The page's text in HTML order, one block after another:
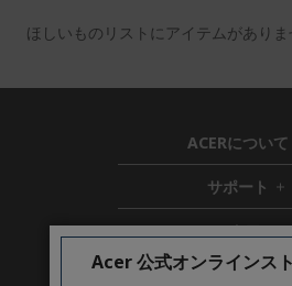
ほしいものリストにアイテムがありま
ACERについて
サポート
h
i
d
d
ストアh
i
アカウント
Acer 公式オンラインス